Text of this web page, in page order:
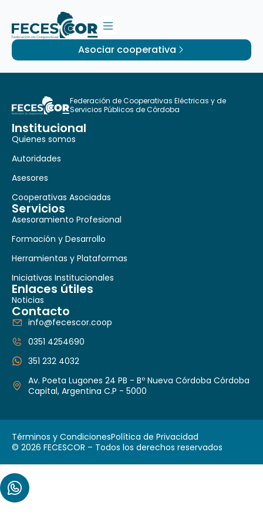
Asociar cooperativa
Federación de Cooperativas Eléctricas y de
Servicios Públicos de Córdoba
Institucional
Quienes somos
Autoridades
Asesores
Cooperativas Asociadas
Servicios
Asesoramiento Profesional
Formación y Desarrollo
Herramientas y Plataformas
Iniciativas Institucionales
Enlaces útiles
Noticias
Contacto
info@fecescor.coop
0351 4254690
351 232 4032
Av. Poeta Lugones 24 PB - Bº Nueva Córdoba Córdoba
Capital, Argentina C.P - 5000
© 2026 FECESCOR – Todos los derechos reservados
Términos y CondicionesPolítica de Privacidad